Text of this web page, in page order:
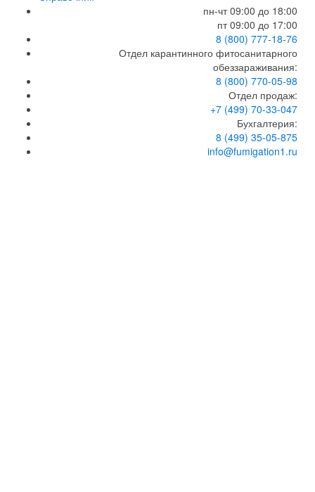
пн-чт 09:00 до 18:00
пт 09:00 до 17:00
8 (800) 777-18-76
Отдел карантинного фитосанитарного
обеззараживания:
8 (800) 770-05-98
Отдел продаж:
+7 (499) 70-33-047
Бухгалтерия:
8 (499) 35-05-875
info@fumigation1.ru
Оk
чтобы помочь вам в навигации, а также предоставить
использование наших продуктов и услуг, повысить
качество рекламных и маркетинговых активностей.